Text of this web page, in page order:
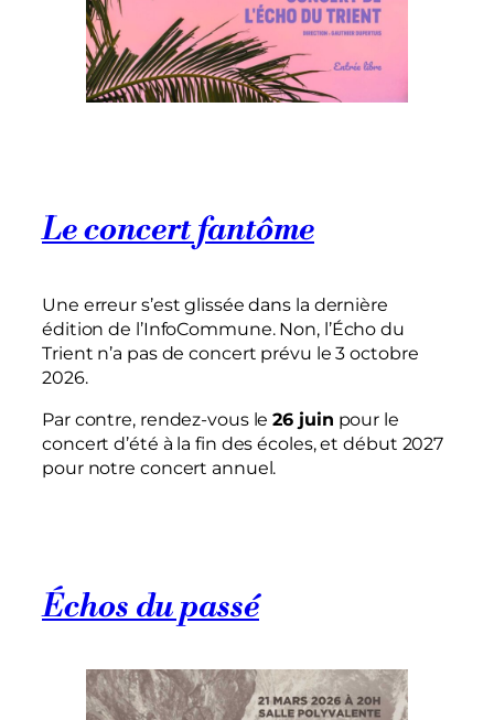
Le concert fantôme
Une erreur s’est glissée dans la dernière
édition de l’InfoCommune. Non, l’Écho du
Trient n’a pas de concert prévu le 3 octobre
2026.
Par contre, rendez-vous le26 juin pour le
concert d’été à la fin des écoles, et début 2027
pour notre concert annuel.
Échos du passé